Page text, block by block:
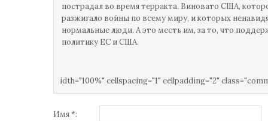
пострадал во время терракта. Виновато США,
разжигало войны по всему миру, и которых
нормальные люди. А это месть им, за то, что
политику ЕС и США.
idth="100%" cellspacing="1" cellpadding="2"
Имя *: